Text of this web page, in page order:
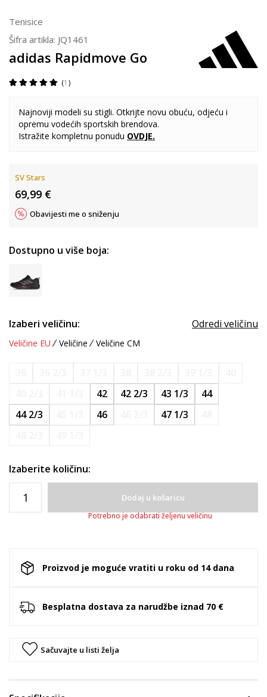
Tenisice
Šifra artikla: JQ1461
adidas Rapidmove Go
1
Najnoviji modeli su stigli. Otkrijte novu obuću, odjeću i
opremu vodećih sportskih brendova.
Istražite kompletnu ponudu OVDJE.
SV Stars
69,99 €
Obavijesti me o sniženju
Dostupno u više boja:
Izaberi veličinu: Odredi veličinu
Veličine EU Veličine Veličine CM
42 42 2/3 43 1/3
44
44 2/3
46 47 1/3
Izaberite količinu:
Dodaj u košaricu
Potrebno je odabrati željenu veličinu
Proizvod je moguće vratiti u roku od 14 dana
Besplatna dostava za narudžbe iznad 70 €
Sačuvajte u listi želja